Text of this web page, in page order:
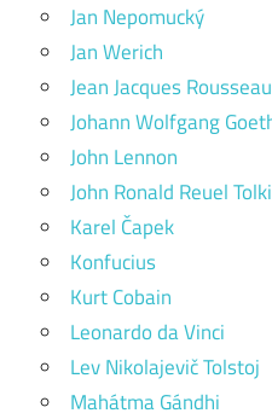
Jan Nepomucký
Jan Werich
Jean Jacques Rousseau
Johann Wolfgang
John Lennon
John Ronald Reuel
Karel Čapek
Konfucius
Kurt Cobain
Leonardo da Vinci
Lev Nikolajevič Tolstoj
Mahátma Gándhi